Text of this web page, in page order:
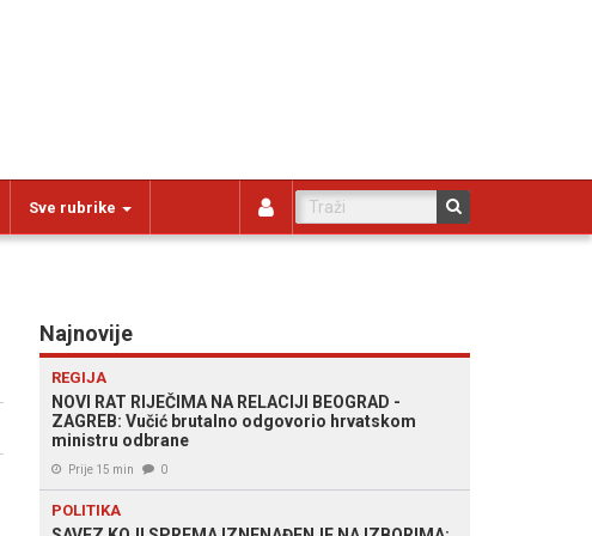
Sve rubrike
Najnovije
REGIJA
NOVI RAT RIJEČIMA NA RELACIJI BEOGRAD -
ZAGREB: Vučić brutalno odgovorio hrvatskom
ministru odbrane
Prije 15 min 0
POLITIKA